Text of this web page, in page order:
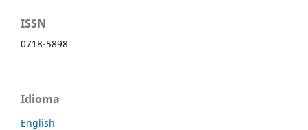
ISSN
0718-5898
Idioma
English